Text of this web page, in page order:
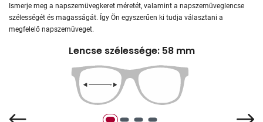
Ismerje meg a napszemüvegkeret méretét, valamint a napszemüveglencse
szélességét és magasságát. Így Ön egyszerűen ki tudja választani a
megfelelő napszemüveget.
Lencse szélessége: 58 mm